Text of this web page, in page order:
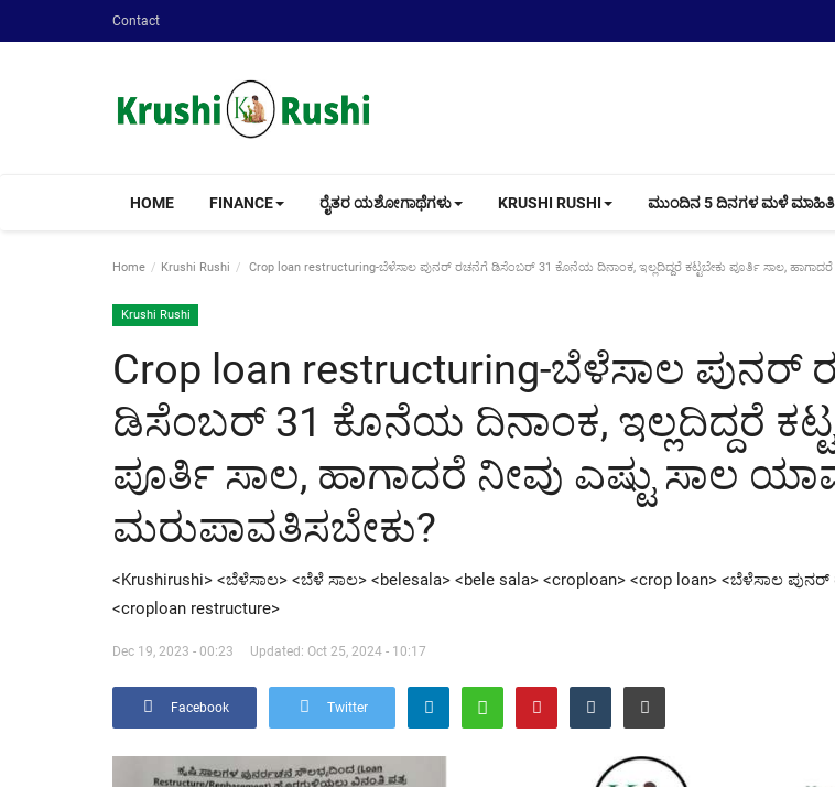
Contact
HOME FINANCE ರೈತರ ಯಶೋಗಾಥೆಗಳು KRUSHI RUSHI ಮುಂದಿನ 5 ದಿನಗಳ ಮಳೆ ಮಾಹಿತಿ
Home Krushi Rushi Crop loan restructuring-ಬೆಳೆಸಾಲ ಪುನರ್ ರಚನೆಗೆ ಡಿಸೆಂಬರ್ 31 ಕೊನೆಯ ದಿನಾಂಕ, ಇಲ್ಲದಿದ್ದರೆ ಕಟ್ಟಬೇಕು ಪೂರ್ತಿ ಸಾಲ, ಹಾಗಾದರೆ
Krushi Rushi
Crop loan restructuring-ಬೆಳೆಸಾಲ ಪುನರ್
ಡಿಸೆಂಬರ್ 31 ಕೊನೆಯ ದಿನಾಂಕ, ಇಲ್ಲದಿದ್ದರೆ
ಪೂರ್ತಿ ಸಾಲ, ಹಾಗಾದರೆ ನೀವು ಎಷ್ಟು ಸಾಲ
ಮರುಪಾವತಿಸಬೇಕು?
<Krushirushi> <ಬೆಳೆಸಾಲ> <ಬೆಳೆ ಸಾಲ> <belesala> <bele sala> <croploan> <crop loan> <ಬೆಳೆಸಾಲ
<croploan restructure>
Dec 19, 2023 - 00:23 Updated: Oct 25, 2024 - 10:17
Facebook Twitter